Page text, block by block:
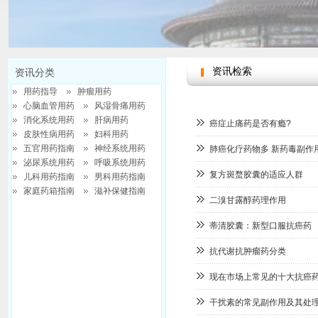
癌症止痛药是否有瘾?
肺癌化疗药物多 新药毒副作
复方斑蝥胶囊的适应人群
二溴甘露醇药理作用
蒂清胶囊：新型口服抗癌药
抗代谢抗肿瘤药分类
现在市场上常见的十大抗癌
干扰素的常见副作用及其处
资讯检索
资讯分类
用药指导
肿瘤用药
心脑血管用药
风湿骨痛用药
消化系统用药
肝病用药
皮肤性病用药
妇科用药
五官用药指南
神经系统用药
泌尿系统用药
呼吸系统用药
儿科用药指南
男科用药指南
家庭药箱指南
滋补保健指南